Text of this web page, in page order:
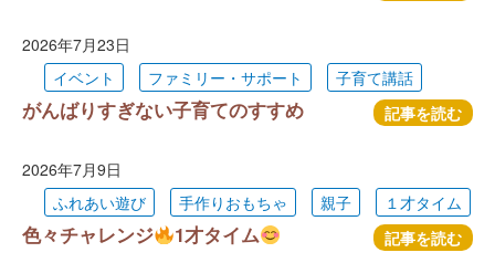
2026年7月23日
イベント
ファミリー・サポート 子育て講話
がんばりすぎない子育てのすすめ 記事を読む
2026年7月9日
ふれあい遊び
手作りおもちゃ 親子 １才タイム
色々チャレンジ 1才タイム 記事を読む